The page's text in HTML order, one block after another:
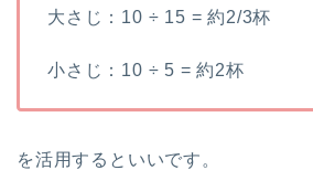
大さじ：10 ÷ 15 = 約2/3杯
小さじ：10 ÷ 5 = 約2杯
を活用するといいです。